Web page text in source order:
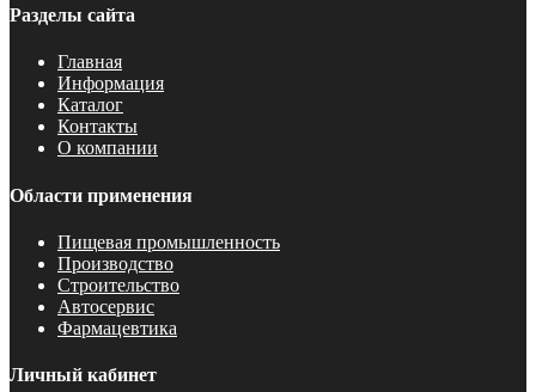
Разделы сайта
Главная
Информация
Каталог
Контакты
О компании
Области применения
Пищевая промышленность
Производство
Строительство
Автосервис
Фармацевтика
Личный кабинет